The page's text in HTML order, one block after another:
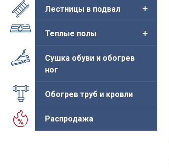
Лестницы в подвал
Теплые полы
Сушка обуви и обогрев
ног
Обогрев труб и кровли
Распродажа